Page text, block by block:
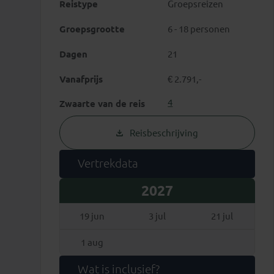
Reistype Groepsreizen
Groepsgrootte 6 - 18 personen
Dagen 21
Vanafprijs € 2.791,-
Zwaarte van de reis 4
Reisbeschrijving
Vertrekdata
2027
19 jun 3 jul 21 jul
1 aug
Wat is inclusief?